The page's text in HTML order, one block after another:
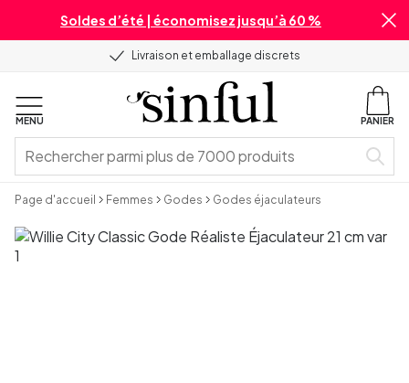
Soldes d’été | économisez jusqu’à 60 %
Livraison et emballage discrets
MENU PANIER
Page d'accueil Femmes Godes Godes éjaculateurs